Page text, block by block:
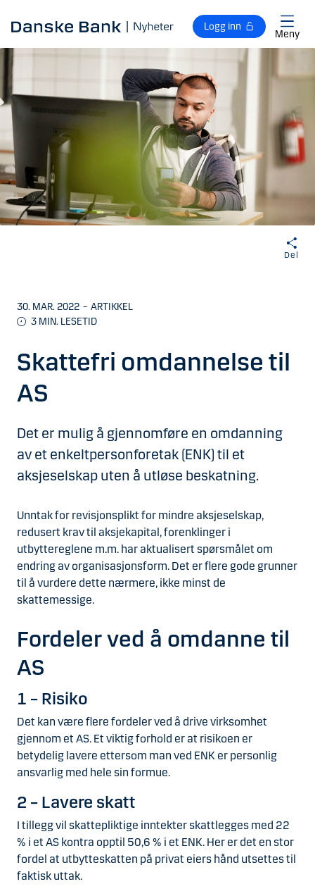
Logg inn
Meny
Del
30. MAR. 2022 – ARTIKKEL
3 MIN. LESETID
Skattefri omdannelse til
AS
Det er mulig å gjennomføre en omdanning
av et enkeltpersonforetak (ENK) til et
aksjeselskap uten å utløse beskatning.
Unntak for revisjonsplikt for mindre aksjeselskap,
redusert krav til aksjekapital, forenklinger i
utbyttereglene m.m. har aktualisert spørsmålet om
endring av organisasjonsform. Det er flere gode grunner
til å vurdere dette nærmere, ikke minst de
skattemessige.
Fordeler ved å omdanne til
AS
1 – Risiko
Det kan være flere fordeler ved å drive virksomhet
gjennom et AS. Et viktig forhold er at risikoen er
betydelig lavere ettersom man ved ENK er personlig
ansvarlig med hele sin formue.
2 – Lavere skatt
I tillegg vil skattepliktige inntekter skattlegges med 22
% i et AS kontra opptil 50,6 % i et ENK. Her er det en stor
fordel at utbytteskatten på privat eiers hånd utsettes til
faktisk uttak.